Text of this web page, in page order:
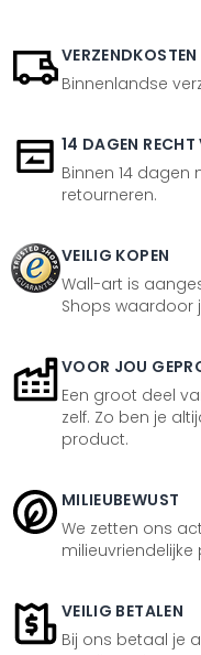
VERZENDKOSTEN
Binnenlandse
14 DAGEN RECHT
Binnen 14 dagen
retourneren.
VEILIG KOPEN
Wall-art is
Shops waardoor
VOOR JOU
Een groot deel
zelf. Zo ben je
product.
MILIEUBEWUST
We zetten ons
VEILIG BETALEN
Bij ons betaal je